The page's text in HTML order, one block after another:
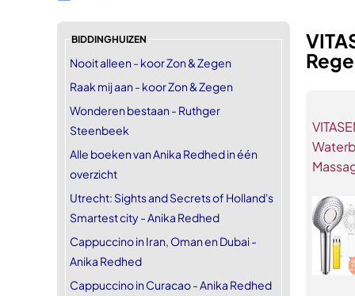
BIDDINGHUIZEN
Nooit alleen - koor Zon & Zegen
Raak mij aan - koor Zon & Zegen
Wonderen bestaan - Ruthger
Steenbeek
Alle boeken van Anika Redhed in één
overzicht
Utrecht: Sights and Secrets of Holland's
Smartest city - Anika Redhed
Cappuccino in Iran, Oman en Dubai -
Anika Redhed
Cappuccino in Curacao - Anika Redhed